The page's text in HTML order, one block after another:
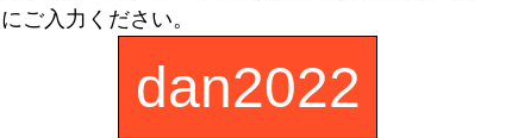
にご入力ください。
dan2022